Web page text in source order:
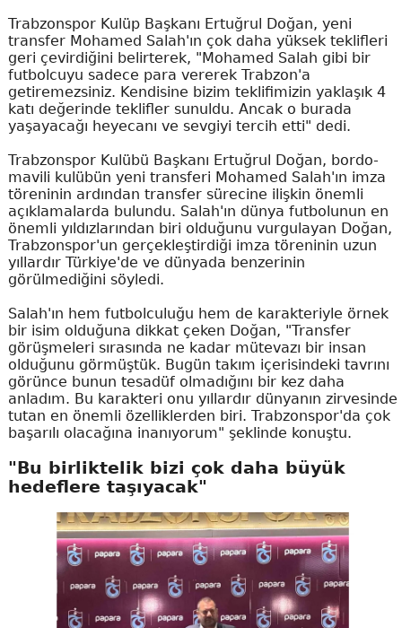
Trabzonspor Kulüp Başkanı Ertuğrul Doğan, yeni
transfer Mohamed Salah'ın çok daha yüksek teklifleri
geri çevirdiğini belirterek, "Mohamed Salah gibi bir
futbolcuyu sadece para vererek Trabzon'a
getiremezsiniz. Kendisine bizim teklifimizin yaklaşık 4
katı değerinde teklifler sunuldu. Ancak o burada
yaşayacağı heyecanı ve sevgiyi tercih etti" dedi.
Trabzonspor Kulübü Başkanı Ertuğrul Doğan, bordo-
mavili kulübün yeni transferi Mohamed Salah'ın imza
töreninin ardından transfer sürecine ilişkin önemli
açıklamalarda bulundu. Salah'ın dünya futbolunun en
önemli yıldızlarından biri olduğunu vurgulayan Doğan,
Trabzonspor'un gerçekleştirdiği imza töreninin uzun
yıllardır Türkiye'de ve dünyada benzerinin
görülmediğini söyledi.
Salah'ın hem futbolculuğu hem de karakteriyle örnek
bir isim olduğuna dikkat çeken Doğan, "Transfer
görüşmeleri sırasında ne kadar mütevazı bir insan
olduğunu görmüştük. Bugün takım içerisindeki tavrını
görünce bunun tesadüf olmadığını bir kez daha
anladım. Bu karakteri onu yıllardır dünyanın zirvesinde
tutan en önemli özelliklerden biri. Trabzonspor'da çok
başarılı olacağına inanıyorum" şeklinde konuştu.
"Bu birliktelik bizi çok daha büyük
hedeflere taşıyacak"